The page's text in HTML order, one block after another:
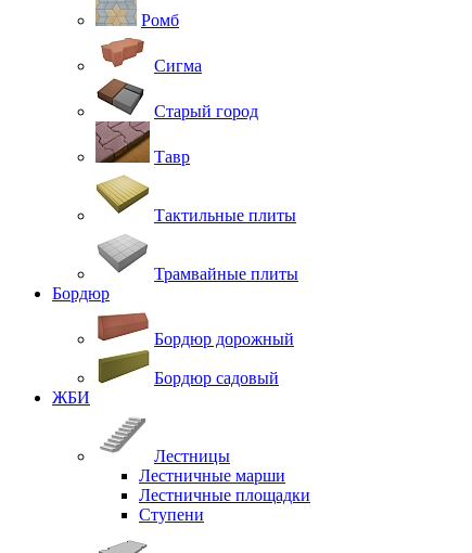
Ромб
Сигма
Старый город
Тавр
Тактильные плиты
Трамвайные плиты
Бордюр
Бордюр дорожный
Бордюр садовый
ЖБИ
Лестницы
Лестничные марши
Лестничные площадки
Ступени